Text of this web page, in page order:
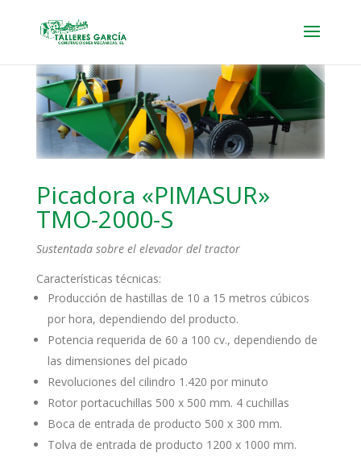
Picadora «PIMASUR»
TMO-2000-S
Sustentada sobre el elevador del tractor
Características técnicas:
Producción de hastillas de 10 a 15 metros cúbicos
por hora, dependiendo del producto.
Potencia requerida de 60 a 100 cv., dependiendo de
las dimensiones del picado
Revoluciones del cilindro 1.420 por minuto
Rotor portacuchillas 500 x 500 mm. 4 cuchillas
Boca de entrada de producto 500 x 300 mm.
Tolva de entrada de producto 1200 x 1000 mm.